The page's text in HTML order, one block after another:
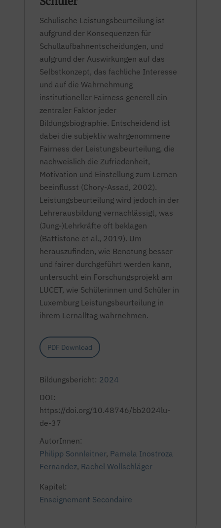
Schulische Leistungsbeurteilung ist
aufgrund der Konsequenzen für
Schullaufbahnentscheidungen, und
aufgrund der Auswirkungen auf das
Selbstkonzept, das fachliche Interesse
und auf die Wahrnehmung
institutioneller Fairness generell ein
zentraler Faktor jeder
Bildungsbiographie. Entscheidend ist
dabei die subjektiv wahrgenommene
Fairness der Leistungsbeurteilung, die
nachweislich die Zufriedenheit,
Motivation und Einstellung zum Lernen
beeinflusst (Chory-Assad, 2002).
Leistungsbeurteilung wird jedoch in der
Lehrerausbildung vernachlässigt, was
(Jung-)Lehrkräfte oft beklagen
(Battistone et al., 2019). Um
herauszufinden, wie Benotung besser
und fairer durchgeführt werden kann,
untersucht ein Forschungsprojekt am
LUCET, wie Schülerinnen und Schüler in
Luxemburg Leistungsbeurteilung in
ihrem Lernalltag wahrnehmen.
PDF Download
Bildungsbericht: 2024
DOI:
https://doi.org/10.48746/bb2024lu-
de-37
AutorInnen:
Philipp Sonnleitner, Pamela Inostroza
Fernandez, Rachel Wollschläger
Kapitel:
Enseignement Secondaire